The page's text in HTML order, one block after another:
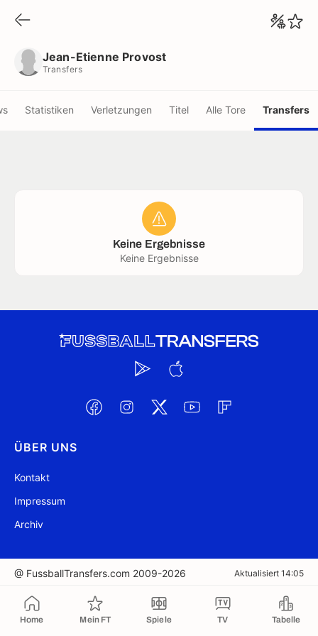
Home Mein FT Spiele TV Tabelle
Jean-Etienne Provost
Transfers
Statistiken Verletzungen Titel Alle Tore Transfers
Keine Ergebnisse
Keine Ergebnisse
ÜBER UNS
Kontakt
Impressum
Archiv
@ FussballTransfers.com 2009-2026 Aktualisiert 14:05
In die Zwischenablage kopiert